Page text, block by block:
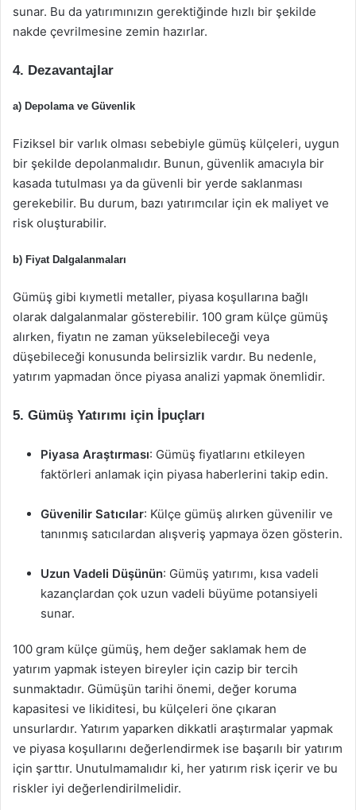
sunar. Bu da yatırımınızın gerektiğinde hızlı bir şekilde
nakde çevrilmesine zemin hazırlar.
4. Dezavantajlar
a) Depolama ve Güvenlik
Fiziksel bir varlık olması sebebiyle gümüş külçeleri, uygun
bir şekilde depolanmalıdır. Bunun, güvenlik amacıyla bir
kasada tutulması ya da güvenli bir yerde saklanması
gerekebilir. Bu durum, bazı yatırımcılar için ek maliyet ve
risk oluşturabilir.
b) Fiyat Dalgalanmaları
Gümüş gibi kıymetli metaller, piyasa koşullarına bağlı
olarak dalgalanmalar gösterebilir. 100 gram külçe gümüş
alırken, fiyatın ne zaman yükselebileceği veya
düşebileceği konusunda belirsizlik vardır. Bu nedenle,
yatırım yapmadan önce piyasa analizi yapmak önemlidir.
5. Gümüş Yatırımı için İpuçları
Piyasa Araştırması: Gümüş fiyatlarını etkileyen
faktörleri anlamak için piyasa haberlerini takip edin.
Güvenilir Satıcılar: Külçe gümüş alırken güvenilir ve
tanınmış satıcılardan alışveriş yapmaya özen gösterin.
Uzun Vadeli Düşünün: Gümüş yatırımı, kısa vadeli
kazançlardan çok uzun vadeli büyüme potansiyeli
sunar.
100 gram külçe gümüş, hem değer saklamak hem de
yatırım yapmak isteyen bireyler için cazip bir tercih
sunmaktadır. Gümüşün tarihi önemi, değer koruma
kapasitesi ve likiditesi, bu külçeleri öne çıkaran
unsurlardır. Yatırım yaparken dikkatli araştırmalar yapmak
ve piyasa koşullarını değerlendirmek ise başarılı bir yatırım
için şarttır. Unutulmamalıdır ki, her yatırım risk içerir ve bu
riskler iyi değerlendirilmelidir.